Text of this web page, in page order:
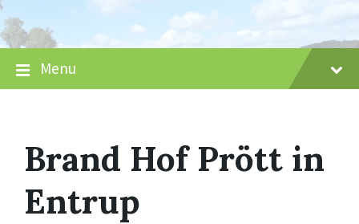
Skip
to
content
Skip
to
main
navigation
Skip
to
footer
Menu
Brand Hof Prött in
Entrup